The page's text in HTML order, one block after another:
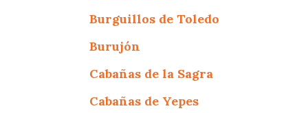
Burguillos de Toledo
Burujón
Cabañas de la Sagra
Cabañas de Yepes